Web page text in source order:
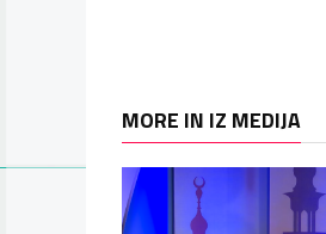
MORE IN IZ MEDIJA